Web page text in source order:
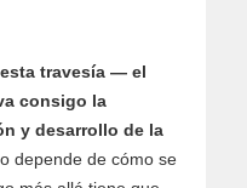
travesía — el
consigo la
y desarrollo de la
depende de cómo se